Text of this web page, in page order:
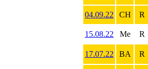
04.09.22 CH R
15.08.22 Me R
17.07.22 BA R